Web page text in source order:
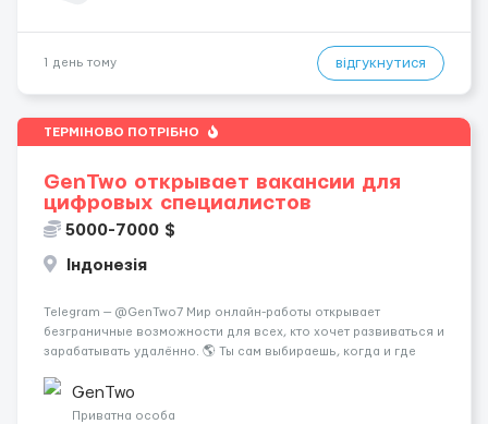
1 день тому відгукнутися
ТЕРМІНОВО ПОТРІБНО
GenTwo открывает вакансии для
цифровых специалистов
5000-7000 $
Індонезія
Telegram — @GenTwo7 Мир онлайн-работы открывает
безграничные возможности для всех, кто хочет развиваться и
зарабатывать удалённо. 🌎 Ты сам выбираешь, когда и где
путешествиями. 🏡 Пока все только говорят про нейросети и
блокчейн, швейцарс...
GenTwo
Приватна особа